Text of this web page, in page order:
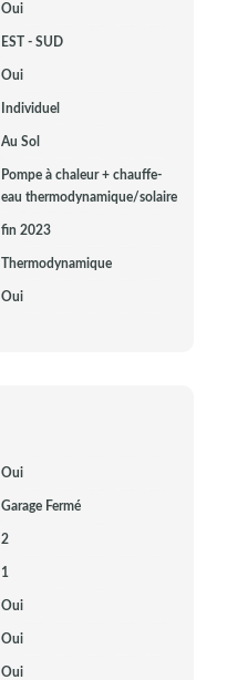
Oui
EST - SUD
Oui
Individuel
Au Sol
Pompe à chaleur + chauffe-
eau thermodynamique/solaire
fin 2023
Thermodynamique
Oui
Oui
Garage Fermé
2
1
Oui
Oui
Oui